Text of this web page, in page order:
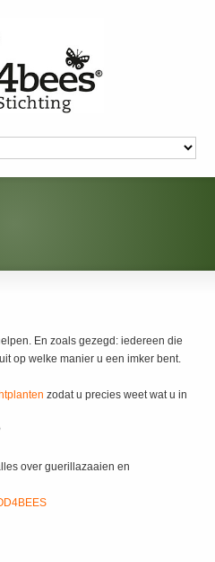
En zoals gezegd: iedereen die
op welke manier u een imker bent.
zodat u precies weet wat u in
over guerillazaaien en